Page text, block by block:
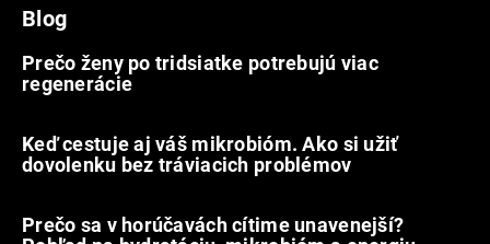
Blog
Prečo ženy po tridsiatke potrebujú viac
regenerácie
Keď cestuje aj váš mikrobióm. Ako si užiť
dovolenku bez tráviacich problémov
Prečo sa v horúčavách cítime unavenejší?